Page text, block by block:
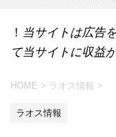
！ 当サイトは広告
て当サイトに収益
HOME > ラオス情報 >
ラオス情報